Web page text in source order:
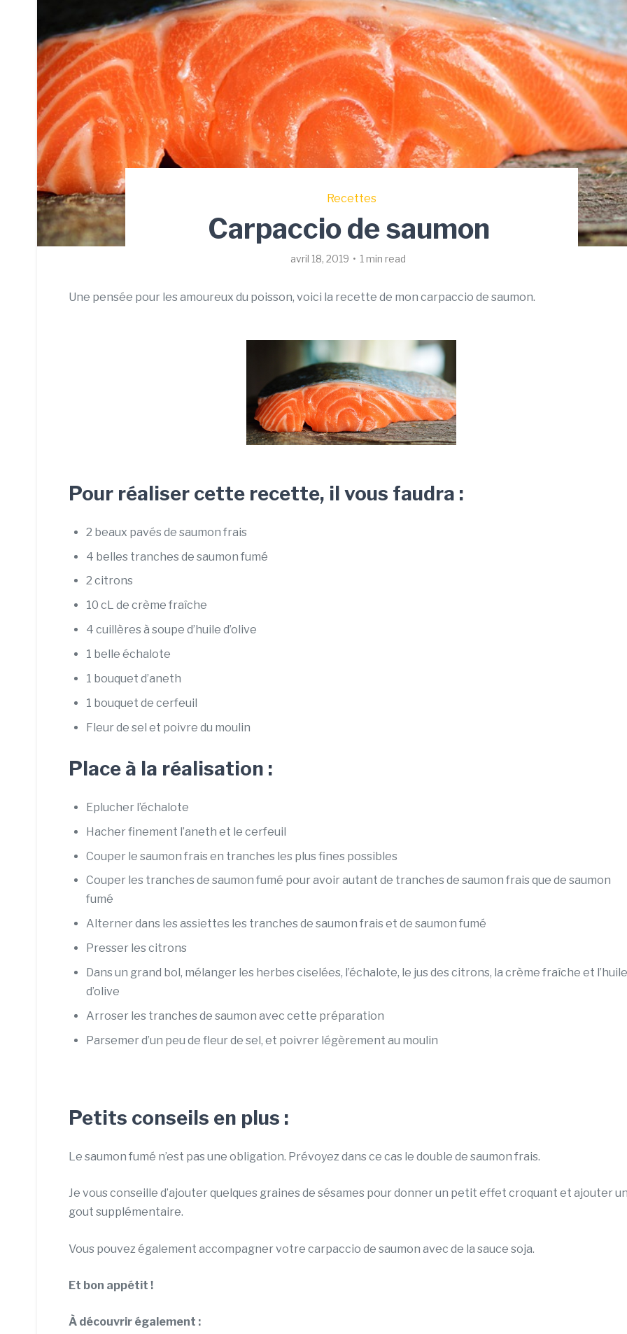
Recettes
Carpaccio de saumon
avril 18, 2019 1 min read
Une pensée pour les amoureux du poisson, voici la recette de mon carpaccio de saumon.
Pour réaliser cette recette, il vous faudra :
2 beaux pavés de saumon frais
4 belles tranches de saumon fumé
2 citrons
10 cL de crème fraîche
4 cuillères à soupe d’huile d’olive
1 belle échalote
1 bouquet d’aneth
1 bouquet de cerfeuil
Fleur de sel et poivre du moulin
Place à la réalisation :
Eplucher l’échalote
Hacher finement l’aneth et le cerfeuil
Couper le saumon frais en tranches les plus fines possibles
Couper les tranches de saumon fumé pour avoir autant de tranches de saumon frais que de saumon
fumé
Alterner dans les assiettes les tranches de saumon frais et de saumon fumé
Presser les citrons
Dans un grand bol, mélanger les herbes ciselées, l’échalote, le jus des citrons, la crème fraîche et l’huile
d’olive
Arroser les tranches de saumon avec cette préparation
Parsemer d’un peu de fleur de sel, et poivrer légèrement au moulin
Petits conseils en plus :
Le saumon fumé n’est pas une obligation. Prévoyez dans ce cas le double de saumon frais.
Je vous conseille d’ajouter quelques graines de sésames pour donner un petit effet croquant et ajouter
gout supplémentaire.
Vous pouvez également accompagner votre carpaccio de saumon avec de la sauce soja.
Et bon appétit !
À découvrir également :